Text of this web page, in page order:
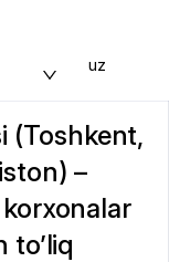
uz
(Toshkent,
–
to’liq